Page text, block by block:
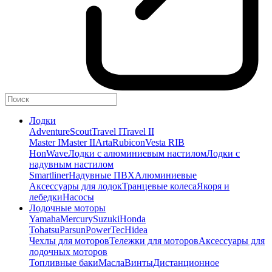
Лодки
AdventureScoutTravel ITravel II
Master IMaster IIArtaRubiconVesta RIB
HonWaveЛодки с алюминиевым настиломЛодки с
надувным настилом
SmartlinerНадувные ПВХАлюминиевые
Аксессуары для лодокТранцевые колесаЯкоря и
лебедкиНасосы
Лодочные моторы
YamahaMercurySuzukiHonda
TohatsuParsunPowerTecHidea
Чехлы для моторовТележки для моторовАксессуары для
лодочных моторов
Топливные бакиМаслаВинтыДистанционное